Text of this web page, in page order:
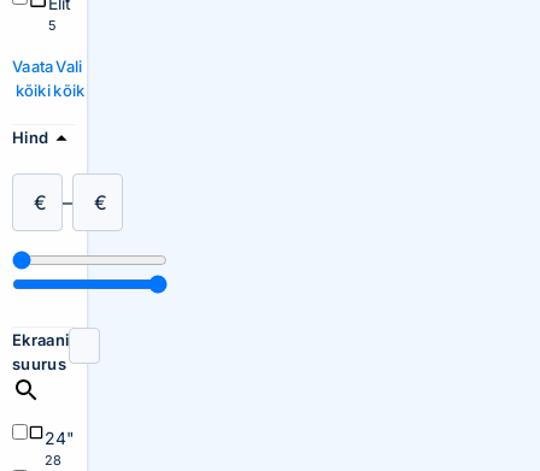
5
Vaata
kõiki
Vali
kõik
Hind
€ – €
Ekraani
suurus
24"
28